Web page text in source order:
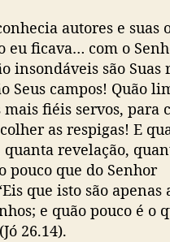
t
i
l
!
autores e suas
eu ficava… com o
insondáveis são Suas
Seus campos! Quão
mais fiéis servos, para
as respigas! E
revelação,
pouco que do Senhor
que isto são apenas
e quão pouco é o
26.14).